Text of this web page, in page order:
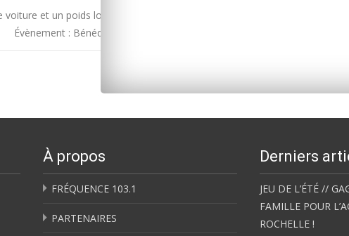
et un poids lourd
Évènement : Bénédicte Voile et Béatrice de La Boulaye présentent leur
À propos
FRÉQUENCE 103.1
PARTENAIRES
Derniers
JEU DE L’ÉTÉ //
FAMILLE POUR
ROCHELLE !